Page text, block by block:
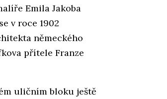
Emila Jakoba
v roce 1902
německého
přítele Franze
uličním bloku ještě